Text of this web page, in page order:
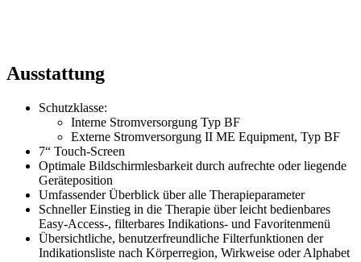
Ausstattung
Schutzklasse:
Interne Stromversorgung Typ BF
Externe Stromversorgung II ME Equipment, Typ BF
7“ Touch-Screen
Optimale Bildschirmlesbarkeit durch aufrechte oder liegende
Geräteposition
Umfassender Überblick über alle Therapieparameter
Schneller Einstieg in die Therapie über leicht bedienbares
Easy-Access-, filterbares Indikations- und Favoritenmenü
Übersichtliche, benutzerfreundliche Filterfunktionen der
Indikationsliste nach Körperregion, Wirkweise oder Alphabet